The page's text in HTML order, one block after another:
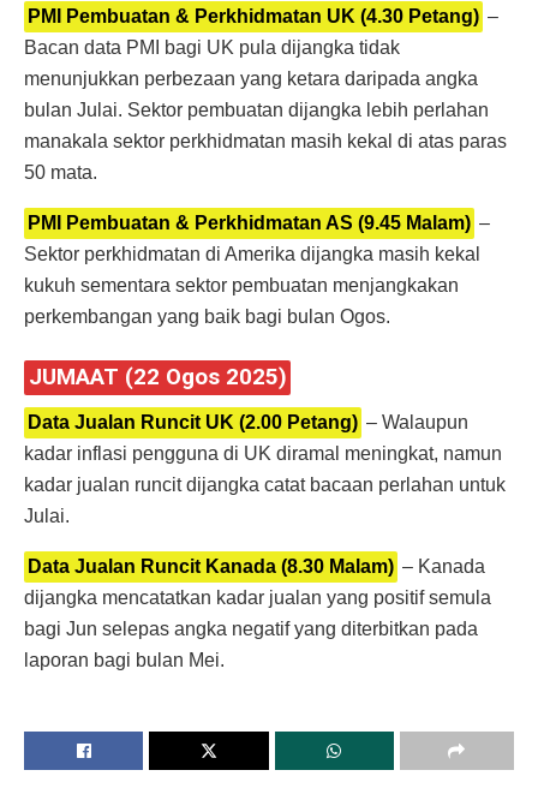
PMI Pembuatan & Perkhidmatan UK (4.30 Petang) –
Bacan data PMI bagi UK pula dijangka tidak
menunjukkan perbezaan yang ketara daripada angka
bulan Julai. Sektor pembuatan dijangka lebih perlahan
manakala sektor perkhidmatan masih kekal di atas paras
50 mata.
PMI Pembuatan & Perkhidmatan AS (9.45 Malam) –
Sektor perkhidmatan di Amerika dijangka masih kekal
kukuh sementara sektor pembuatan menjangkakan
perkembangan yang baik bagi bulan Ogos.
JUMAAT (22 Ogos 2025)
Data Jualan Runcit UK (2.00 Petang) – Walaupun
kadar inflasi pengguna di UK diramal meningkat, namun
kadar jualan runcit dijangka catat bacaan perlahan untuk
Julai.
Data Jualan Runcit Kanada (8.30 Malam) – Kanada
dijangka mencatatkan kadar jualan yang positif semula
bagi Jun selepas angka negatif yang diterbitkan pada
laporan bagi bulan Mei.